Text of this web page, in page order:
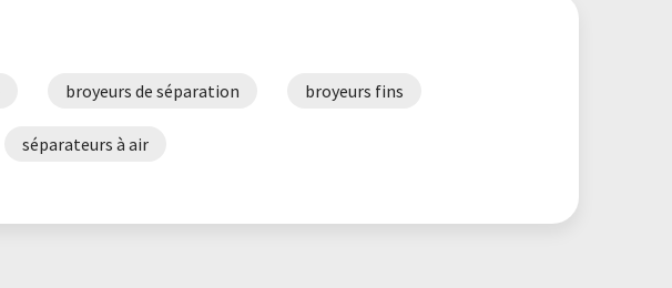
broyeurs de séparation broyeurs fins
séparateurs à air